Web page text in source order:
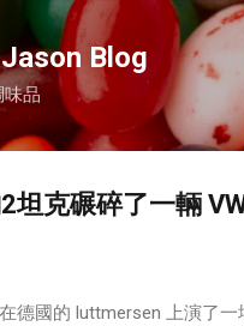
Blog
味品
坦克碾碎了一輛
德國的 luttmersen 上演了